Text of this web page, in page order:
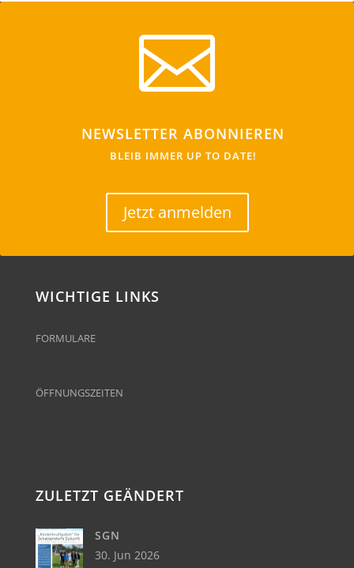

NEWSLETTER ABONNIEREN
BLEIB IMMER UP TO DATE!
Jetzt anmelden
WICHTIGE LINKS
FORMULARE
ÖFFNUNGSZEITEN
ZULETZT GEÄNDERT
SGN
30. Jun 2026